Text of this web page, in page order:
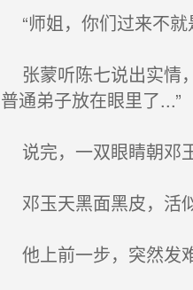
“师姐，你们过来不就
张蒙听陈七说出实情
普通弟子放在眼里了...”
说完，一双眼睛朝邓
邓玉天黑面黑皮，活
他上前一步，突然发